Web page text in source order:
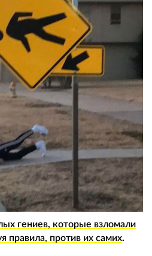
гениев, которые взломали
правила, против их самих.